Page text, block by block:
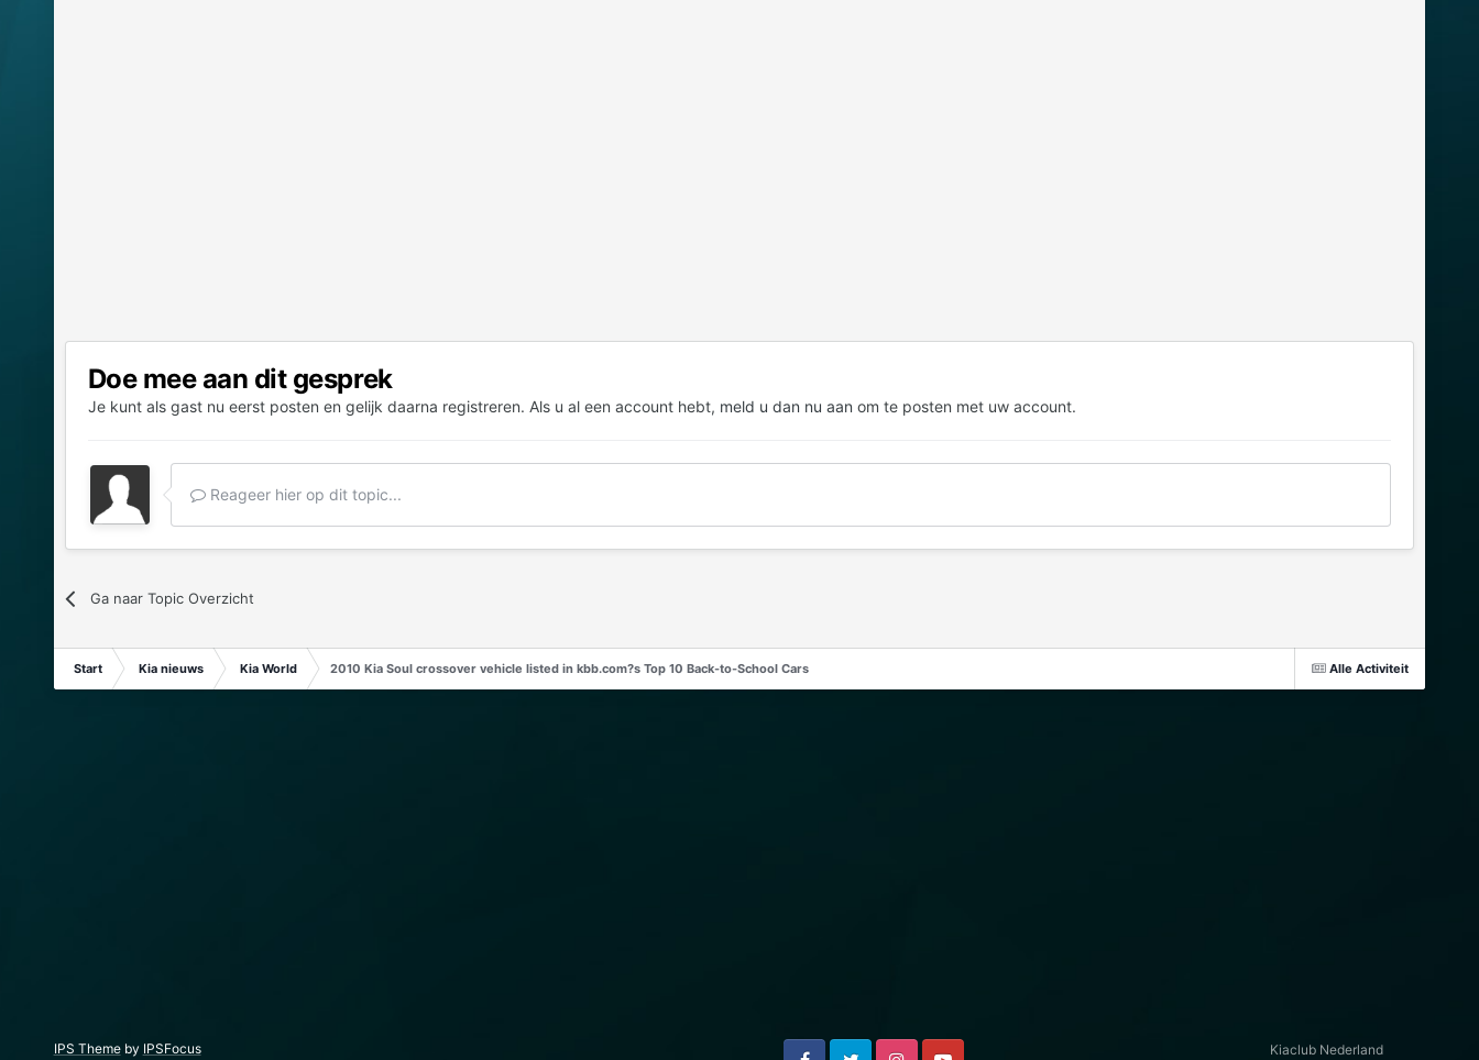
Doe mee aan dit gesprek
Je kunt als gast nu eerst posten en gelijk daarna registreren. Als u al een account hebt, meld u dan nu aan om te posten met uw account.
Reageer hier op dit topic...
Ga naar Topic Overzicht
Alle Activiteit
Start Kia nieuws Kia World 2010 Kia Soul crossover vehicle listed in kbb.com?s Top 10 Back-to-School Cars
IPS Themeby IPSFocus Kiaclub Nederland